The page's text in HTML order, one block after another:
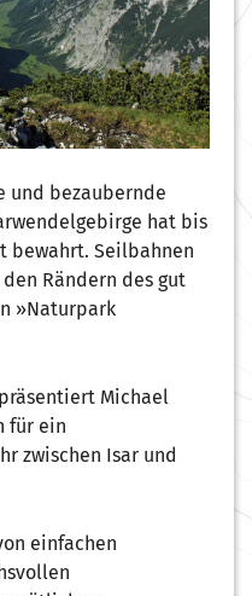
und bezaubernde
hat bis
bewahrt. Seilbahnen
Rändern des gut
»Naturpark
Michael
für ein
zwischen Isar und
einfachen